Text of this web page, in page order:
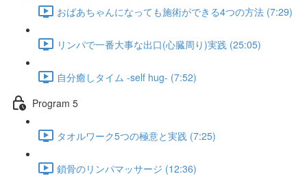
おばあちゃんになっても施術ができる4つの方法 (7:29)
リンパで一番大事な出口(心臓周り)実践 (25:05)
自分癒しタイム -self hug- (7:52)
Program 5
タオルワーク5つの極意と実践 (7:25)
鎖骨のリンパマッサージ (12:36)